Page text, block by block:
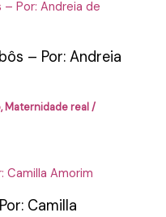
– Por: Andreia
,Maternidade real/
Camilla